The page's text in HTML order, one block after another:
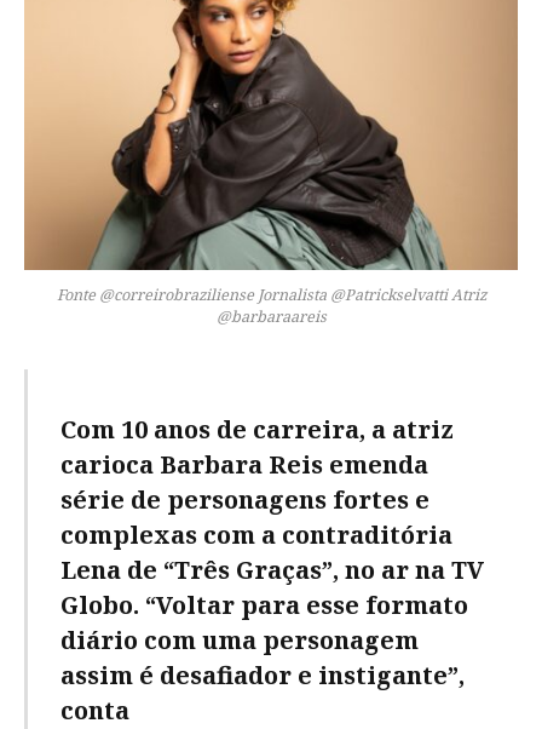
Fonte @correirobraziliense Jornalista @Patrickselvatti Atriz
@barbaraareis
Com 10 anos de carreira, a atriz
carioca Barbara Reis emenda
série de personagens fortes e
complexas com a contraditória
Lena de “Três Graças”, no ar na TV
Globo. “Voltar para esse formato
diário com uma personagem
assim é desafiador e instigante”,
conta